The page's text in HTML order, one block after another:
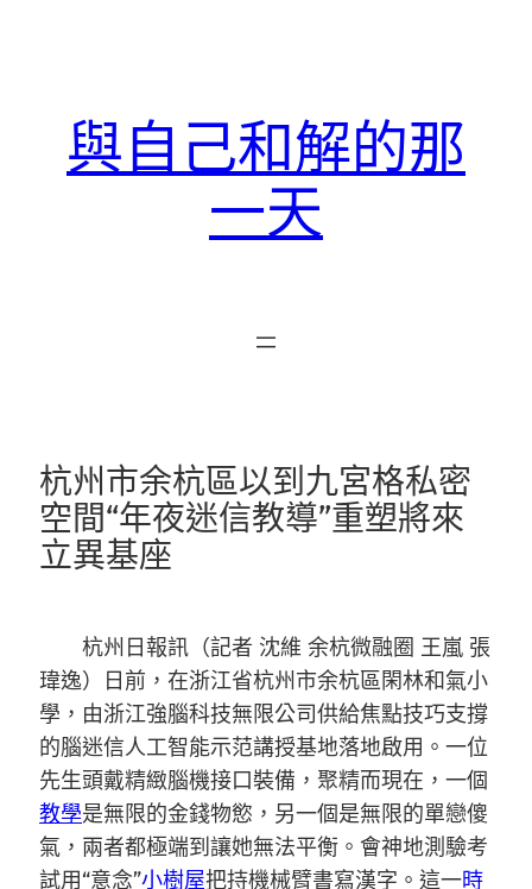
與自己和解的那
一天
杭州市余杭區以到九宮格私密
空間“年夜迷信教導”重塑將來
立異基座
杭州日報訊（記者 沈維 余杭微融圈 王嵐 張
瑋逸）日前，在浙江省杭州市余杭區閑林和氣小
學，由浙江強腦科技無限公司供給焦點技巧支撐
的腦迷信人工智能示范講授基地落地啟用。一位
先生頭戴精緻腦機接口裝備，聚精而現在，一個
教學是無限的金錢物慾，另一個是無限的單戀傻
氣，兩者都極端到讓她無法平衡。會神地測驗考
試用“意念”小樹屋把持機械臂書寫漢字。這一時